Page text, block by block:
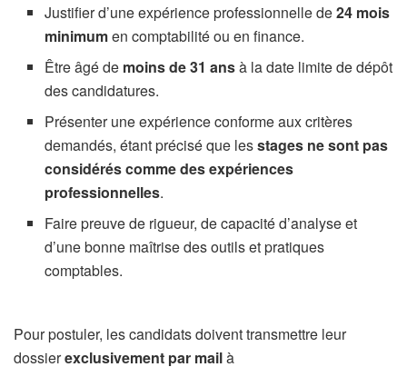
Justifier d’une expérience professionnelle de24 mois
minimumen comptabilité ou en finance.
Être âgé de moins de 31 ansà la date limite de dépôt
des candidatures.
Présenter une expérience conforme aux critères
demandés, étant précisé que lesstages ne sont pas
considérés comme des expériences
professionnelles.
Faire preuve de rigueur, de capacité d’analyse et
d’une bonne maîtrise des outils et pratiques
comptables.
Pour postuler, les candidats doivent transmettre leur
dossierexclusivement par mailà